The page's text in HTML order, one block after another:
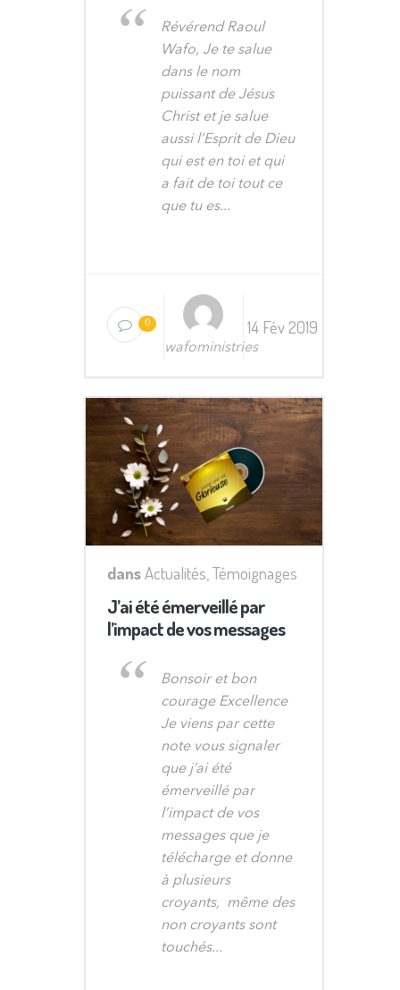
Révérend Raoul
Wafo, Je te salue
dans le nom
puissant de Jésus
Christ et je salue
aussi l’Esprit de Dieu
qui est en toi et qui
a fait de toi tout ce
que tu es...
0
wafoministries
14 Fév 2019
dansActualités,Témoignages
J’ai été émerveillé par
l’impact de vos messages
Bonsoir et bon
courage Excellence
Je viens par cette
note vous signaler
que j’ai été
émerveillé par
l’impact de vos
messages que je
télécharge et donne
à plusieurs
croyants, même des
non croyants sont
touchés...